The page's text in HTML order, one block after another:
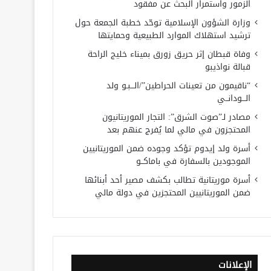
الزمور واستمرار البحث عن مفقود
وزارة الشؤون الإسلامية توحّد خطبة الجمعة حول
ترشيد استهلاك الموارد الطبيعية وحمايتها
وفاة قبطان إثر حريق زورق بميناء خليج الراحة
قبالة نواذيبو
“ناقيمون من تعينات الحراطين”/الـــبـو ولد
الـــودانــي
مصادر لـ”صوت الشرق”: التجار الموريتانيون
المحتجزون في مالي لما يُفرج عنهم بعد
أسرة ولد إيدوم تؤكد وجوده ضمن الموريتانيين
الموجودين بالسفارة في باماكــو
أسرة موريتانية تطالب بكشف مصير أحد أبنائها
ضمن الموريتانيين المحتجزين في دولة مالي
الإعلانات